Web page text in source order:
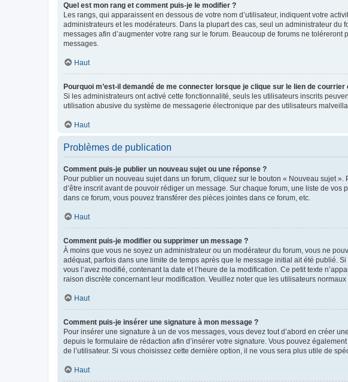
Quel est mon rang et comment puis-je le modifier ?
Les rangs, qui apparaissent en dessous de votre nom d’utilisateur, indiquent votre
administrateurs et les modérateurs. Dans la plupart des cas, seul un administrateur
messages afin d’augmenter votre rang sur le forum. Beaucoup de forums ne
messages.
Haut
Pourquoi m’est-il demandé de me connecter lorsque je clique sur le lien de courrier
Si les administrateurs ont activé cette fonctionnalité, seuls les utilisateurs inscrits
utilisation abusive du système de messagerie électronique par des utilisateurs
Haut
Problèmes de publication
Comment puis-je publier un nouveau sujet ou une réponse ?
Pour publier un nouveau sujet dans un forum, cliquez sur le bouton « Nouveau sujet
d’être inscrit avant de pouvoir rédiger un message. Sur chaque forum, une liste de
dans ce forum, vous pouvez transférer des pièces jointes dans ce forum, etc.
Haut
Comment puis-je modifier ou supprimer un message ?
À moins que vous ne soyez un administrateur ou un modérateur du forum, vous ne
adéquat, parfois dans une limite de temps après que le message initial ait été publié.
vous l’avez modifié, contenant la date et l’heure de la modification. Ce petit texte
raison discrète concernant leur modification. Veuillez noter que les utilisateurs
Haut
Comment puis-je insérer une signature à mon message ?
Pour insérer une signature à un de vos messages, vous devez tout d’abord en créer
depuis le formulaire de rédaction afin d’insérer votre signature. Vous pouvez
de l’utilisateur. Si vous choisissez cette dernière option, il ne vous sera plus utile de
Haut